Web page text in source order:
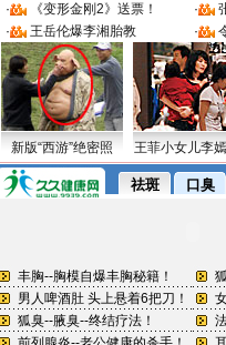
·
《变形金刚2》送票！ ·
·
王岳伦爆李湘胎教 ·
新版“西游”绝密照 王菲小女儿李